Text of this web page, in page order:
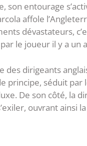
son entourage
affole
dévastateurs,
le joueur il y a un
des dirigeants
principe, séduit
De son côté, la
ouvrant ainsi